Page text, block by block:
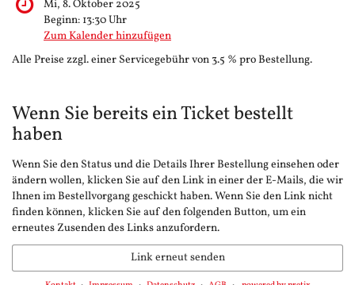
Mi, 8. Oktober 2025
Beginn: 13:30Uhr
Zum Kalender hinzufügen
Alle Preise zzgl. einer Servicegebühr von 3.5 % pro Bestellung.
Wenn Sie bereits ein Ticket bestellt
haben
Wenn Sie den Status und die Details Ihrer Bestellung einsehen oder
ändern wollen, klicken Sie auf den Link in einer der E-Mails, die wir
Ihnen im Bestellvorgang geschickt haben. Wenn Sie den Link nicht
finden können, klicken Sie auf den folgenden Button, um ein
erneutes Zusenden des Links anzufordern.
Link erneut senden